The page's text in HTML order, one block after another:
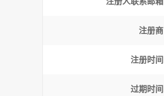
注册商
注册时间
过期时间